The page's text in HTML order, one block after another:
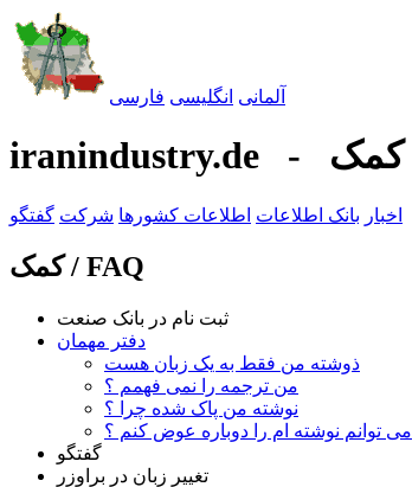
آلمانی انگليسی فارسی
iranindustry.de - کمک
اخبار بانک اطلاعات اطلاعات کشورها شرکت گفتگو
کمک / FAQ
ثبت نام در بانک صنعت
دفتر مهمان
ذوشته من فقط به يک زبان هست
من ترجمه را نمی فهمم ؟
نوشته من پاک شده چرا ؟
می توانم نوشته ام را دوباره عوض کنم ؟
گفتگو
تغيیر زبان در براوزر